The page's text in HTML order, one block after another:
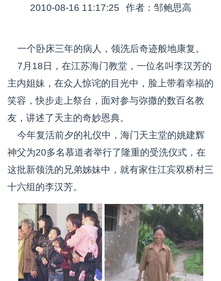
2010-08-16 11:17:25 作者：邹鲍思高
一个卧床三年的病人，领洗后奇迹般地康复。
7月18日，在江苏海门教堂，一位名叫李汉芳的
主内姐妹，在众人惊诧的目光中，脸上带着幸福的
笑容，快步走上祭台，面对参与弥撒的数百名教
友，讲述了天主的奇妙恩典。
今年复活前夕的礼仪中，海门天主堂的姚建辉
神父为20多名慕道者举行了隆重的受洗仪式，在
这批新领洗的兄弟姊妹中，就有家住江宾双桥村三
十六组的李汉芳。